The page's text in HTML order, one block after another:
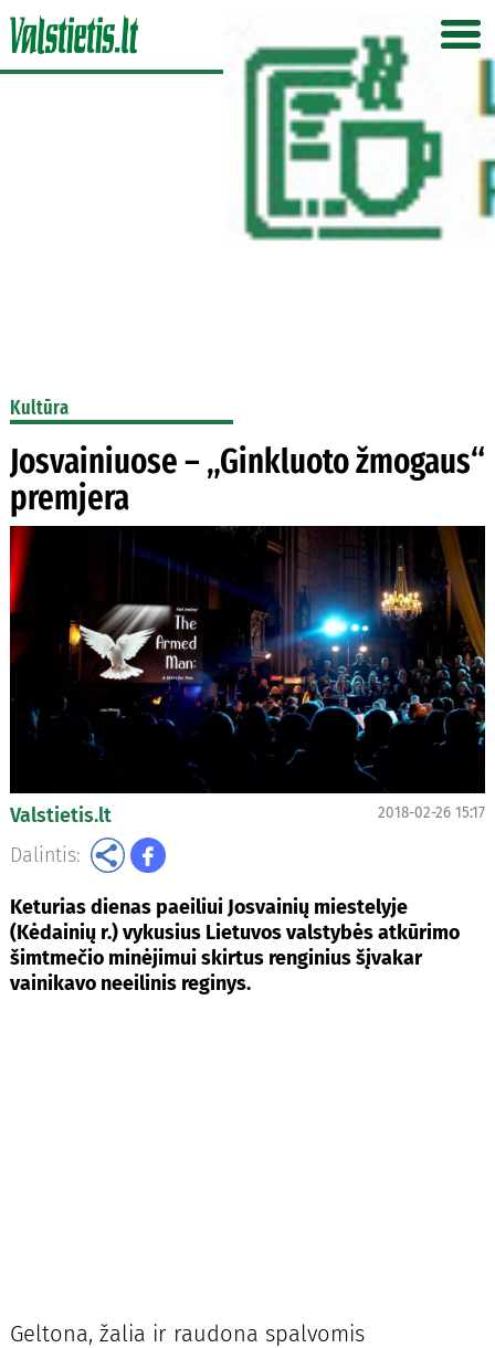
Kultūra
Josvainiuose – „Ginkluoto žmogaus“
premjera
Valstietis.lt 2018-02-26 15:17
Dalintis:
Keturias dienas paeiliui Josvainių miestelyje
(Kėdainių r.) vykusius Lietuvos valstybės atkūrimo
šimtmečio minėjimui skirtus renginius šįvakar
vainikavo neeilinis reginys.
Geltona, žalia ir raudona spalvomis